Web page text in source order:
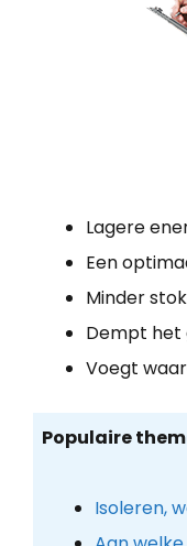
Lagere
Een
Minder
Dempt het
Voegt
Populaire
Isoleren,